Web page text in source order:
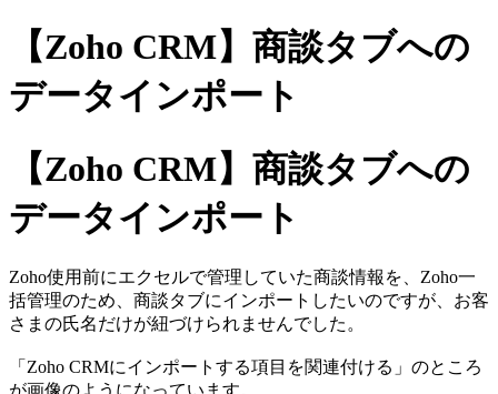
【Zoho CRM】商談タブへの
データインポート
【Zoho CRM】商談タブへの
データインポート
Zoho使用前にエクセルで管理していた商談情報を、Zoho一
括管理のため、商談タブにインポートしたいのですが、お客
さまの氏名だけが紐づけられませんでした。
「Zoho CRMにインポートする項目を関連付ける」のところ